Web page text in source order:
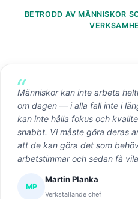
BETRODD AV MÄNNISKOR
Människor kan inte arbeta
om dagen — i alla fall inte i
kan inte hålla fokus och
snabbt. Vi måste göra deras
att de kan göra det som
arbetstimmar och sedan få
MP
Martin Planka
Verkställande chef